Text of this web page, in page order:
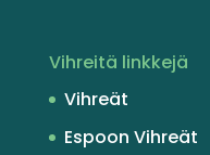
Vihreitä linkkejä
Vihreät
Espoon Vihreät